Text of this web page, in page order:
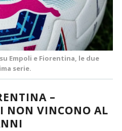
Empoli e Fiorentina, le due
serie.
–
NON VINCONO AL